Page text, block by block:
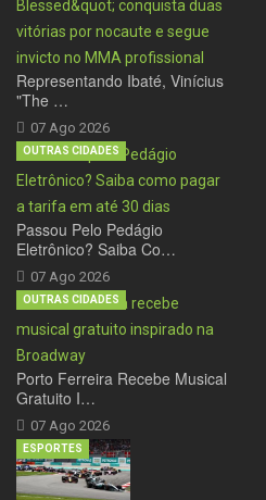
Representando Ibaté, Vinícius
"The …
07 Ago 2026
Passou Pelo Pedágio
Eletrônico? Saiba Co…
07 Ago 2026
OUTRAS CIDADES
Porto Ferreira Recebe Musical
Gratuito I…
07 Ago 2026
OUTRAS CIDADES
ESPORTES